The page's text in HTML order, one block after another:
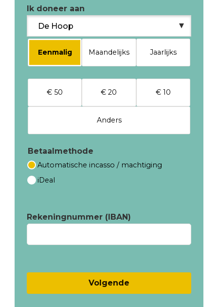
Ik doneer aan
Eenmalig Maandelijks Jaarlijks
€ 50 € 20 € 10
Anders
Betaalmethode
Automatische incasso / machtiging
iDeal
Rekeningnummer (IBAN)